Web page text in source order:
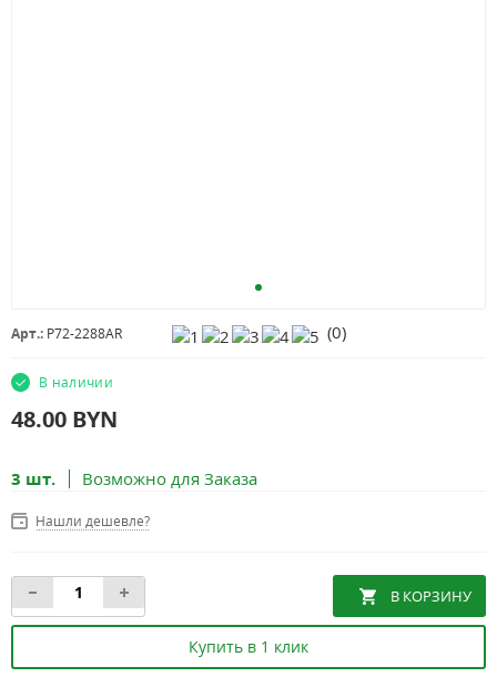
Арт.: P72-2288AR (0)
В наличии
48.00 BYN
3 шт. Возможно для Заказа
Нашли дешевле?
Купить в 1 клик